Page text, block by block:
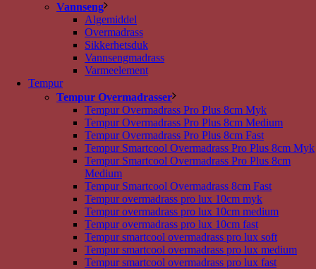
Vannseng
Algemiddel
Overmadrass
Sikkerhetsduk
Vannsengmadrass
Varmeelement
Tempur
Tempur Overmadrasser
Tempur Overmadrass Pro Plus 8cm Myk
Tempur Overmadrass Pro Plus 8cm Medium
Tempur Overmadrass Pro Plus 8cm Fast
Tempur Smartcool Overmadrass Pro Plus 8cm Myk
Tempur Smartcool Overmadrass Pro Plus 8cm
Medium
Tempur Smartcool Overmadrass 8cm Fast
Tempur overmadrass pro lux 10cm myk
Tempur overmadrass pro lux 10cm medium
Tempur overmadrass pro lux 10cm fast
Tempur smartcool overmadrass pro lux soft
Tempur smartcool overmadrass pro lux medium
Tempur smartcool overmadrass pro lux fast